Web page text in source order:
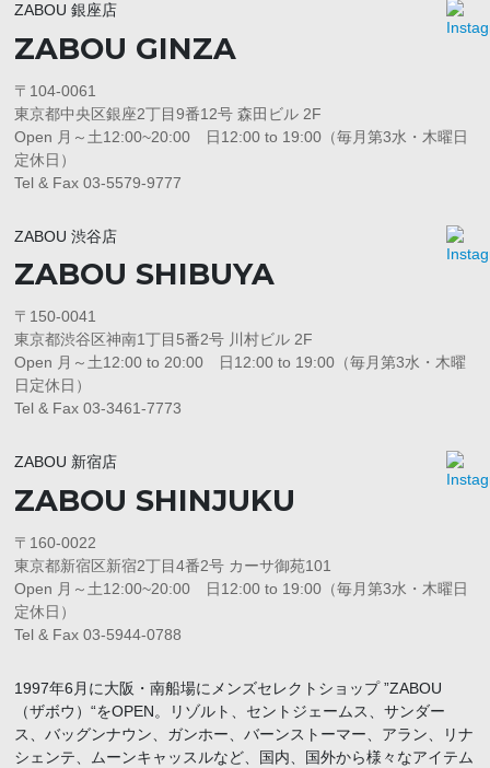
ZABOU 銀座店
ZABOU GINZA
〒104-0061
東京都中央区銀座2丁目9番12号 森田ビル 2F
Open 月～土12:00~20:00 日12:00 to 19:00（毎月第3水・木曜日
定休日）
Tel & Fax 03-5579-9777
ZABOU 渋谷店
ZABOU SHIBUYA
〒150-0041
東京都渋谷区神南1丁目5番2号 川村ビル 2F
Open 月～土12:00 to 20:00 日12:00 to 19:00（毎月第3水・木曜
日定休日）
Tel & Fax 03-3461-7773
ZABOU 新宿店
ZABOU SHINJUKU
〒160-0022
東京都新宿区新宿2丁目4番2号 カーサ御苑101
Open 月～土12:00~20:00 日12:00 to 19:00（毎月第3水・木曜日
定休日）
Tel & Fax 03-5944-0788
1997年6月に大阪・南船場にメンズセレクトショップ ”ZABOU
（ザボウ）“をOPEN。リゾルト、セントジェームス、サンダー
ス、バッグンナウン、ガンホー、バーンストーマー、アラン、リナ
シェンテ、ムーンキャッスルなど、国内、国外から様々なアイテム